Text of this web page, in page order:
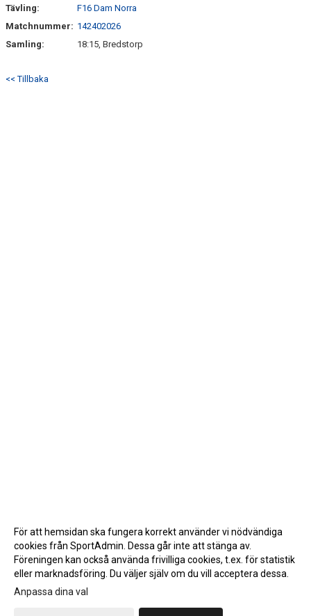
Tävling:
F16 Dam Norra
Matchnummer: 142402026
Samling:
18:15, Bredstorp
<< Tillbaka
Gå till Webbversion
För att hemsidan ska fungera korrekt använder vi nödvändiga
cookies från SportAdmin. Dessa går inte att stänga av.
Föreningen kan också använda frivilliga cookies, t.ex. för statistik
eller marknadsföring. Du väljer själv om du vill acceptera dessa.
Anpassa dina val